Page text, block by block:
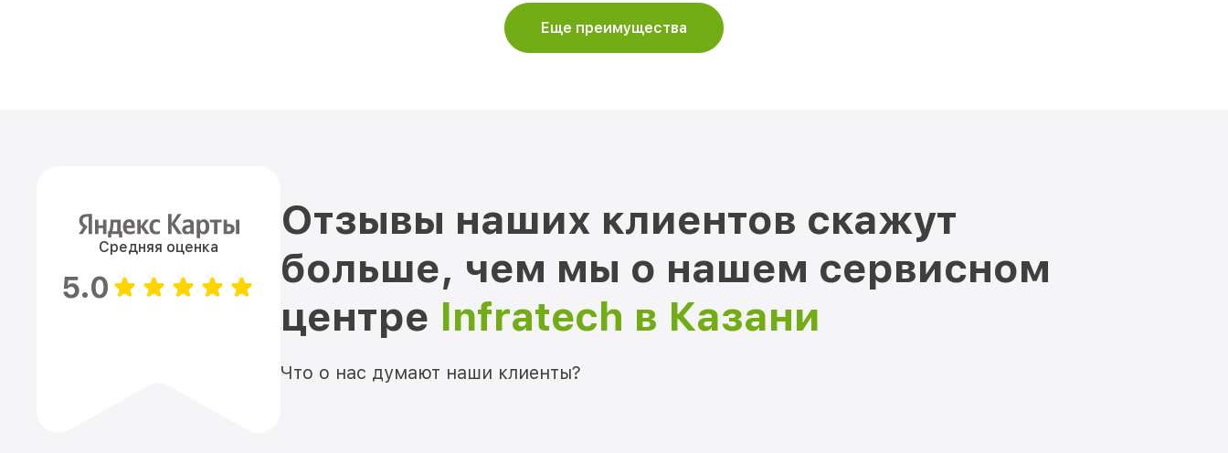
Еще преимущества
Средняя оценка
5.0
Отзывы наших клиентов скажут
больше, чем мы о нашем сервисном
центре Infratech в Казани
Что о нас думают наши клиенты?